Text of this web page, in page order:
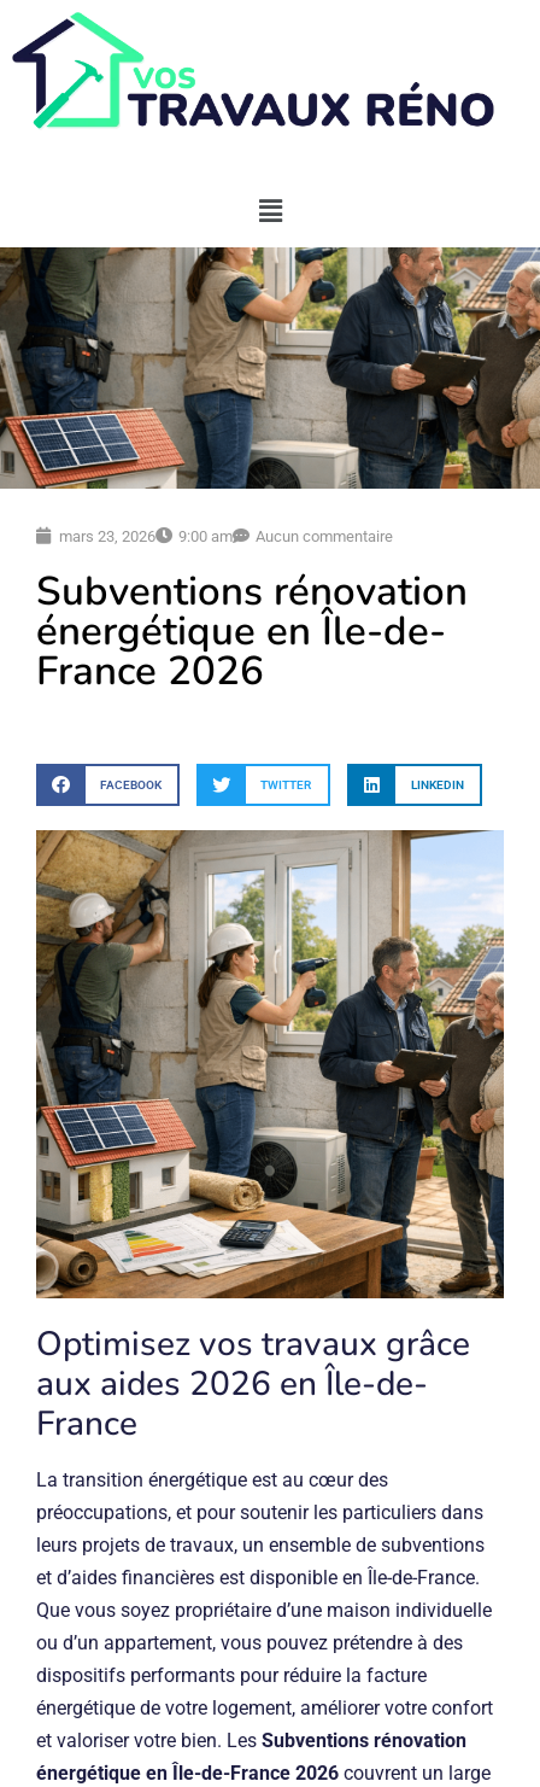
mars 23, 2026 9:00 am Aucun commentaire
Subventions rénovation
énergétique en Île-de-
France 2026
FACEBOOK TWITTER LINKEDIN
Optimisez vos travaux grâce
aux aides 2026 en Île-de-
France
La transition énergétique est au cœur des
préoccupations, et pour soutenir les particuliers dans
leurs projets de travaux, un ensemble de subventions
et d’aides financières est disponible en Île-de-France.
Que vous soyez propriétaire d’une maison individuelle
ou d’un appartement, vous pouvez prétendre à des
dispositifs performants pour réduire la facture
énergétique de votre logement, améliorer votre confort
et valoriser votre bien. Les Subventions rénovation
énergétique en Île-de-France 2026 couvrent un large